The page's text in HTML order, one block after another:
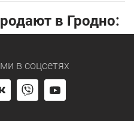
в Гродно:
в соцсетях